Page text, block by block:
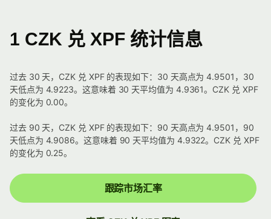
1 CZK 兑 XPF 统计信息
过去 30 天，CZK 兑 XPF 的表现如下：30 天高点为 4.9501，30
天低点为 4.9223。这意味着 30 天平均值为 4.9361。CZK 兑 XPF
的变化为 0.00。
过去 90 天，CZK 兑 XPF 的表现如下：90 天高点为 4.9501，90
天低点为 4.9086。这意味着 90 天平均值为 4.9322。CZK 兑 XPF
的变化为 0.25。
跟踪市场汇率